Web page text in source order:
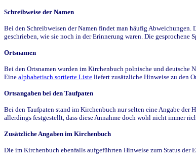
Schreibweise der Namen
Bei den Schreibweisen der Namen findet man häufig Abweichungen.
geschrieben, wie sie noch in der Erinnerung waren. Die
Ortsnamen
Bei den Ortsnamen wurden im Kirchenbuch polnische und deutsche
Eine alphabetisch sortierte Liste liefert zusätzliche Hinweise zu den
Ortsangaben bei den Taufpaten
Bei den Taufpaten stand im Kirchenbuch nur selten eine Angabe der
allerdings festgestellt, dass diese Annahme doch wohl nicht immer
Zusätzliche Angaben im Kirchenbuch
Die im Kirchenbuch ebenfalls aufgeführten Hinweise zum Status der